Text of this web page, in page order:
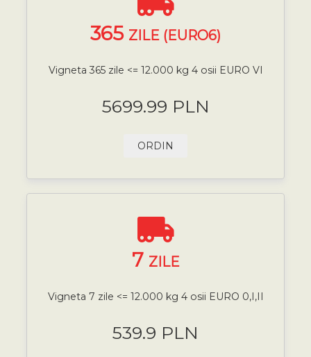
365 ZILE (EURO6)
Vigneta 365 zile <= 12.000 kg 4 osii EURO VI
5699.99 PLN
ORDIN
7 ZILE
Vigneta 7 zile <= 12.000 kg 4 osii EURO 0,I,II
539.9 PLN